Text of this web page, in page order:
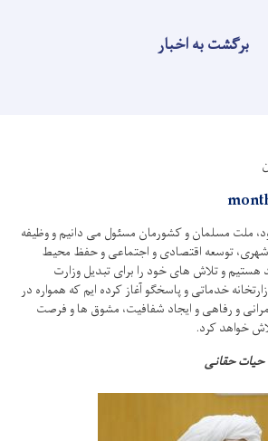
برگشت به اخبار
ملت مسلمان و کشورمان مسئول می دانیم و وظیفه
توسعه اقتصادی و اجتماعی و حفظ محیط
هستیم و تلاش های خود را برای تبدیل وزارت
خدماتی و پاسخگو آغاز کرده ایم که همواره در
و رفاهی و ایجاد شفافیت، مشوق ها و فرصت
خواهد کرد.
حیات حقانی